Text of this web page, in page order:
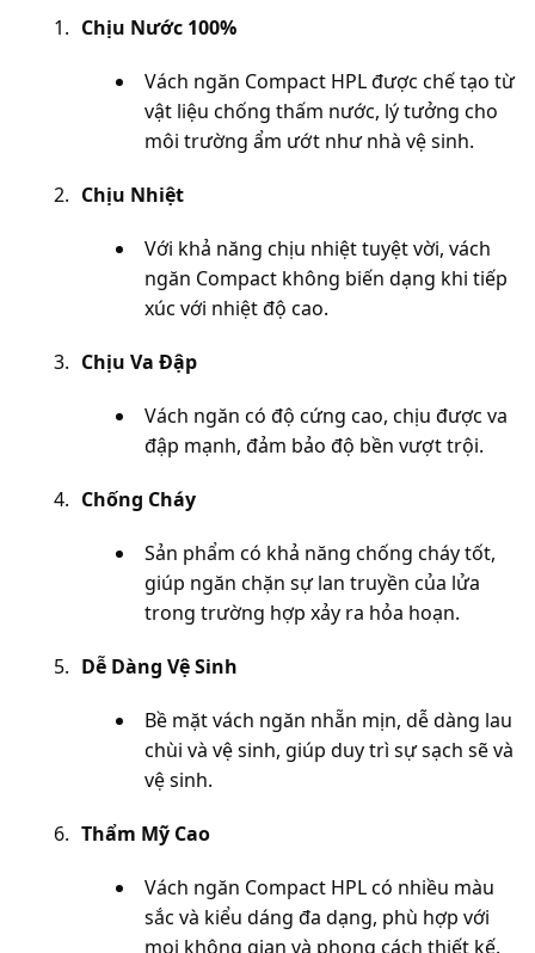
Chịu Nước 100%
Vách ngăn Compact HPL được chế tạo từ
vật liệu chống thấm nước, lý tưởng cho
môi trường ẩm ướt như nhà vệ sinh.
Chịu Nhiệt
Với khả năng chịu nhiệt tuyệt vời, vách
ngăn Compact không biến dạng khi tiếp
xúc với nhiệt độ cao.
Chịu Va Đập
Vách ngăn có độ cứng cao, chịu được va
đập mạnh, đảm bảo độ bền vượt trội.
Chống Cháy
Sản phẩm có khả năng chống cháy tốt,
giúp ngăn chặn sự lan truyền của lửa
trong trường hợp xảy ra hỏa hoạn.
Dễ Dàng Vệ Sinh
Bề mặt vách ngăn nhẵn mịn, dễ dàng lau
chùi và vệ sinh, giúp duy trì sự sạch sẽ và
vệ sinh.
Thẩm Mỹ Cao
Vách ngăn Compact HPL có nhiều màu
sắc và kiểu dáng đa dạng, phù hợp với
mọi không gian và phong cách thiết kế.